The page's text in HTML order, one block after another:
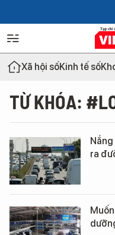
Xã hội sốKinh tế số
TỪ KHÓA:
ra